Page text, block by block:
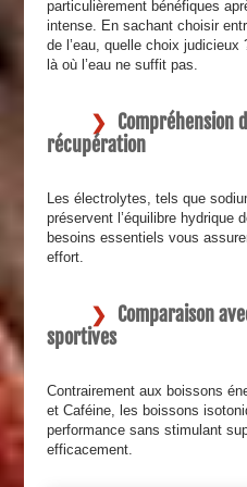
particulièrement bénéfiques
intense. En sachant choisir
de l’eau, quelle choix judicieux
là où l’eau ne suffit pas.
Compréhension
récupération
Les électrolytes, tels que
préservent l’équilibre hydrique
besoins essentiels vous
effort.
Comparaison
sportives
Contrairement aux boissons
et Caféine, les boissons
performance sans stimulant
efficacement.